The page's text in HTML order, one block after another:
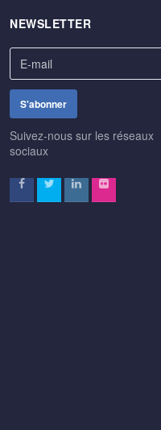
NEWSLETTER
Suivez-nous sur les réseaux
sociaux